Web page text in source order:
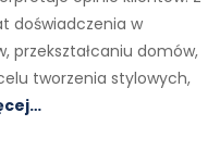
doświadczenia w
przekształcaniu domów,
tworzenia stylowych,